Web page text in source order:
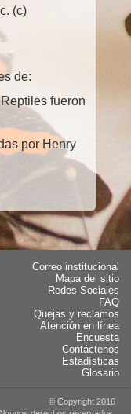
(c)
de:
fueron
por Henry
Correo institucional
Mapa del sitio
Redes Sociales
FAQ
Quejas y reclamos
Atención en línea
Encuesta
Contáctenos
Estadísticas
Glosario
© Copyright 2016